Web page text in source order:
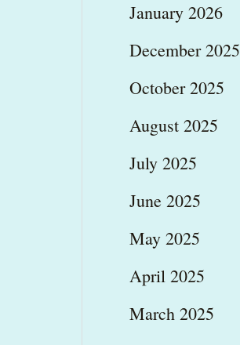
January 2026
December 2025
October 2025
August 2025
July 2025
June 2025
May 2025
April 2025
March 2025